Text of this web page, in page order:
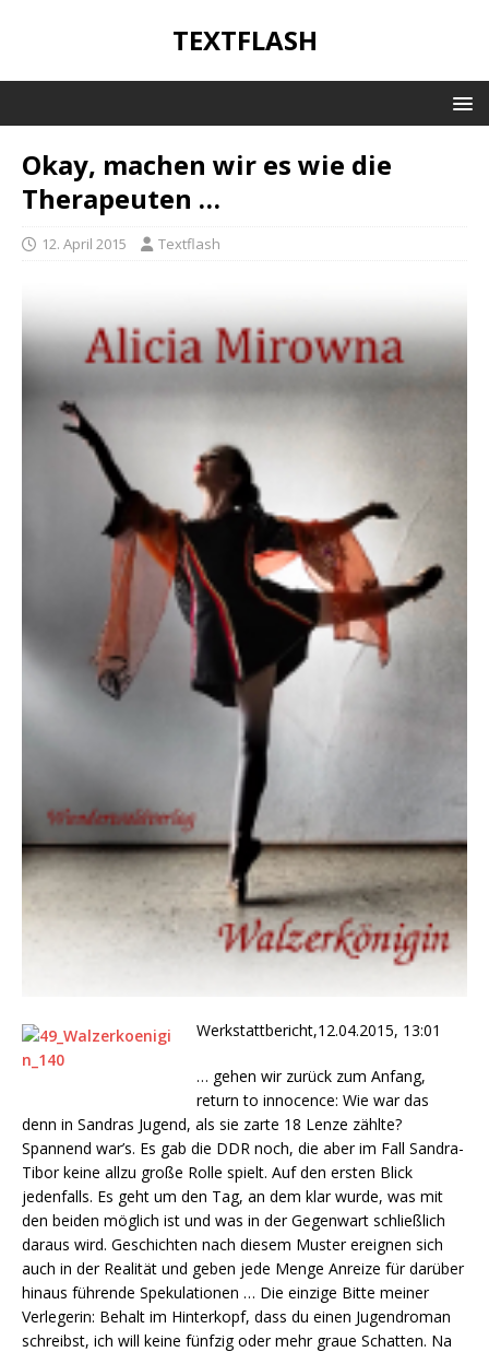
TEXTFLASH
Okay, machen wir es wie die
Therapeuten …
12. April 2015 Textflash
Werkstattbericht,12.04.2015, 13:01
… gehen wir zurück zum Anfang,
return to innocence: Wie war das
denn in Sandras Jugend, als sie zarte 18 Lenze zählte?
Spannend war’s. Es gab die DDR noch, die aber im Fall Sandra-
Tibor keine allzu große Rolle spielt. Auf den ersten Blick
jedenfalls. Es geht um den Tag, an dem klar wurde, was mit
den beiden möglich ist und was in der Gegenwart schließlich
daraus wird. Geschichten nach diesem Muster ereignen sich
auch in der Realität und geben jede Menge Anreize für darüber
hinaus führende Spekulationen … Die einzige Bitte meiner
Verlegerin: Behalt im Hinterkopf, dass du einen Jugendroman
schreibst, ich will keine fünfzig oder mehr graue Schatten. Na